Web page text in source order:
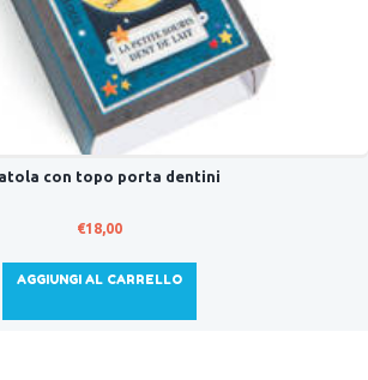
con topo porta dentini
€18,00
AGGIUNGI AL CARRELLO